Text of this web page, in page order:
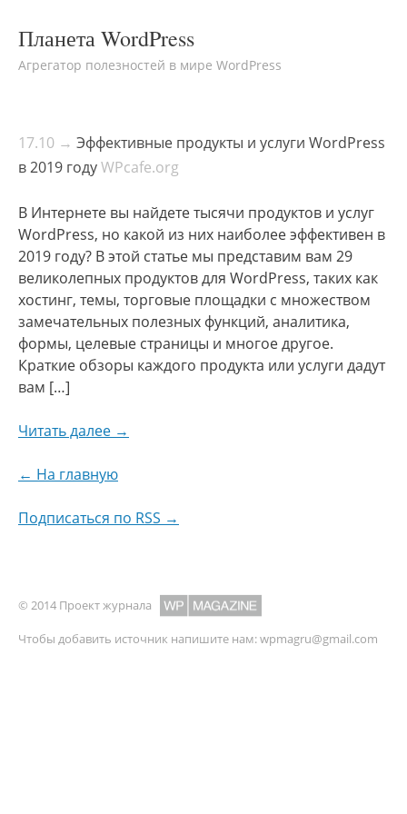
Планета WordPress
Агрегатор полезностей в мире WordPress
17.10 → Эффективные продукты и услуги WordPress
в 2019 годуWPcafe.org
В Интернете вы найдете тысячи продуктов и услуг
WordPress, но какой из них наиболее эффективен в
2019 году? В этой статье мы представим вам 29
великолепных продуктов для WordPress, таких как
хостинг, темы, торговые площадки с множеством
замечательных полезных функций, аналитика,
формы, целевые страницы и многое другое.
Краткие обзоры каждого продукта или услуги дадут
вам […]
Читать далее →
← На главную
Подписаться по RSS →
© 2014 Проект журнала
Чтобы добавить источник напишите нам:wpmagru@gmail.com